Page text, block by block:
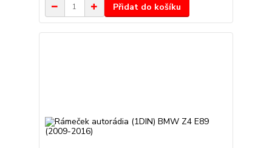
Přidat do košíku